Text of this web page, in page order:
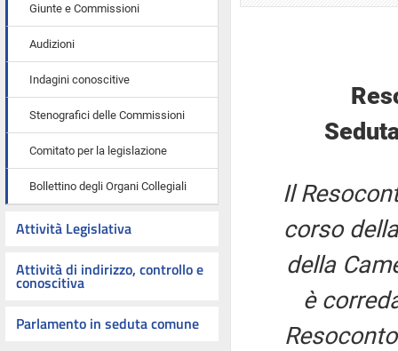
Giunte e Commissioni
Audizioni
Indagini conoscitive
Stenografici delle Commissioni
Comitato per la legislazione
Bollettino degli Organi Collegiali
Attività Legislativa
Attività di indirizzo, controllo e
conoscitiva
Parlamento in seduta comune
Il
corso
della
è